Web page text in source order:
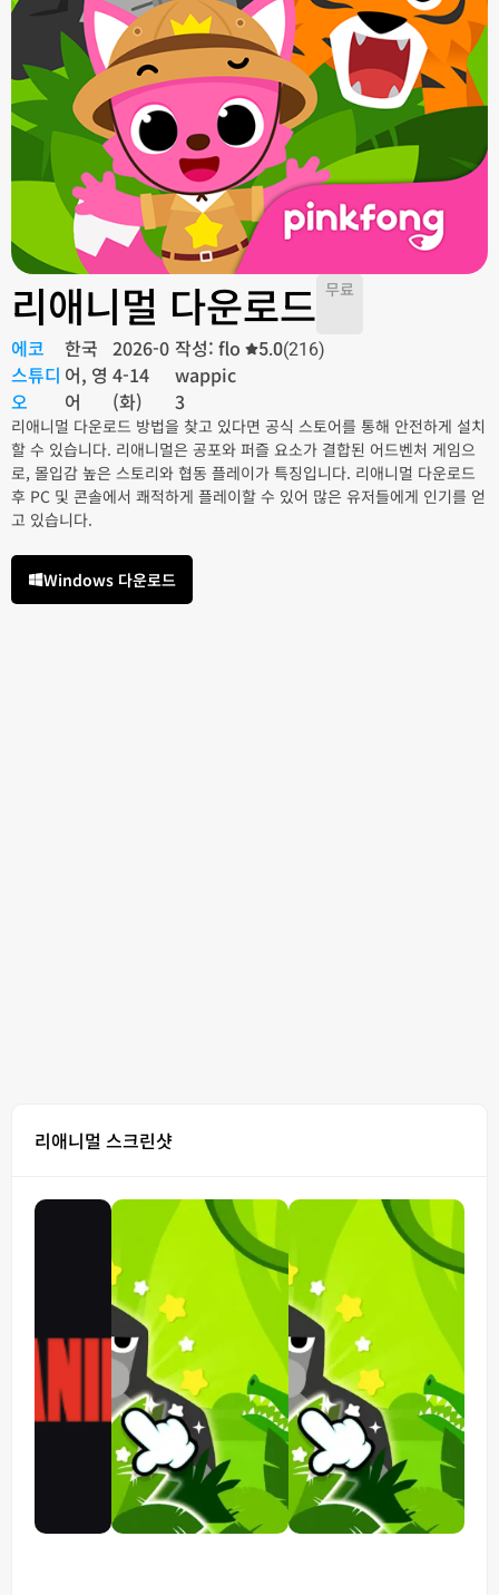
리애니멀 다운로드 무료
에코
스튜디
오
한국
어, 영
어
2026-0
4-14
(화)
작성: flo
wappic
3
5.0(216)
리애니멀 다운로드 방법을 찾고 있다면 공식 스토어를 통해 안전하게 설치
할 수 있습니다. 리애니멀은 공포와 퍼즐 요소가 결합된 어드벤처 게임으
로, 몰입감 높은 스토리와 협동 플레이가 특징입니다. 리애니멀 다운로드
후 PC 및 콘솔에서 쾌적하게 플레이할 수 있어 많은 유저들에게 인기를 얻
고 있습니다.
Windows 다운로드
리애니멀 스크린샷